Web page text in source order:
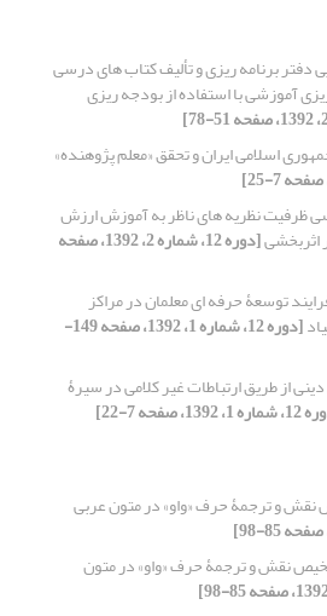
دفتر برنامه ریزی و تألیف کتاب های درسی
آموزشی با استفاده از بودجه ریزی
اسلامی ایران و تحقق «معلم پژوهنده»
ظرفیت نظریه های ناظر به آموزش ارزش
اثربخشی [دوره 12، شماره 2، 1392، صفحه
توسعۀ حرفه ای معلمان در مراکز
[دوره 12، شماره 1، 1392، صفحه 149-
از طریق ارتباطات غیر کلامی در سیرۀ
1392، صفحه 7-22]
و ترجمۀ حرف «واو» در متون عربی
نقش و ترجمۀ حرف «واو» در متون